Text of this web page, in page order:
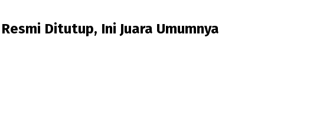
Ditutup, Ini Juara Umumnya